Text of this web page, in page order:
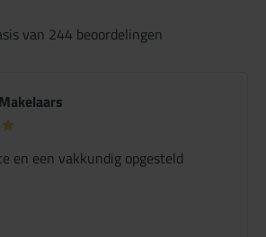
van 244 beoordelingen
en een vakkundig opgesteld